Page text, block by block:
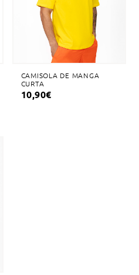
CAMISOLA DE MANGA
CURTA
10,90€